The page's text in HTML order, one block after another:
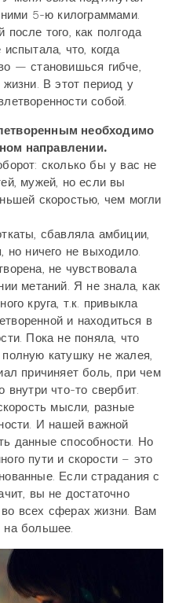
5-ю килограммами.
после того, как полгода
что, когда
— становишься гибче,
В этот период у
собой.
необходимо
направлении.
сколько бы у вас не
мужей, но если вы
скоростью, чем могли
сбавляла амбиции,
но ничего не выходило.
не чувствовала
метаний. Я не знала, как
круга, т.к. привыкла
и находиться в
Пока не поняла, что
катушку не жалея,
причиняет боль, при чем
внутри что-то свербит.
мысли, разные
И нашей важной
данные способности. Но
пути и скорости – это
Если страдания с
вы не достаточно
всех сферах жизни. Вам
большее.